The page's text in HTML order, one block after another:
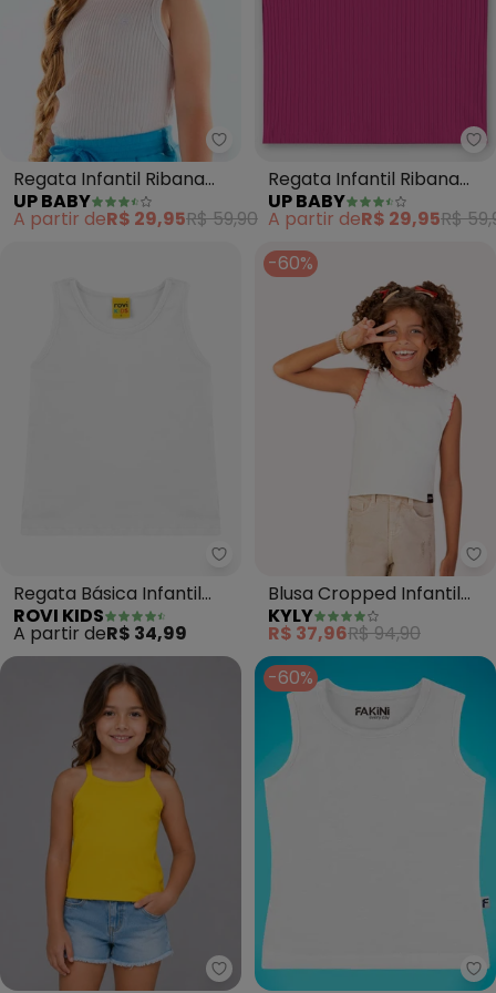
Up Baby - Regata Infantil
Regata Infantil Ribana
Canelada (Branco)
UP BABY
A partir deR$ 29,95R$ 59,90
Regata Infantil Ribana
Canelada (Rosa)
UP BABY
A partir deR$ 29,95R$
Rovi Kids - Regata Básica
Regata Básica Infantil
Feminina (Branco)
ROVI KIDS
A partir deR$ 34,99
-60%
Blusa Cropped Infantil
em Ribana (Off White)
KYLY
R$ 37,96R$ 94,90
Rovi Kids - Regata (Amarelo)
-60%